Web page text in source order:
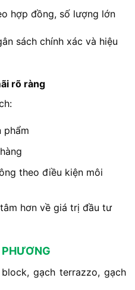
hợp đồng, số lượng lớn
sách chính xác và hiệu
rõ ràng
phẩm
theo điều kiện môi
hơn về giá trị đầu tư
gạch terrazzo, gạch